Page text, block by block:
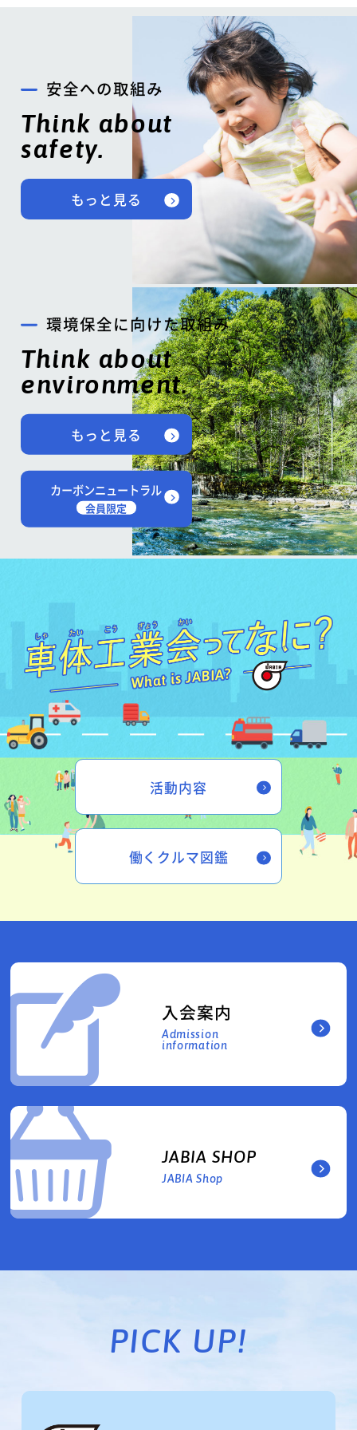
安全への取組み
Think about
safety.
もっと見る
環境保全に向けた取組み
Think about
environment.
もっと見る
カーボンニュートラル
会員限定
活動内容
働くクルマ図鑑
入会案内
Admission
information
JABIA SHOP
JABIA Shop
PICK UP!